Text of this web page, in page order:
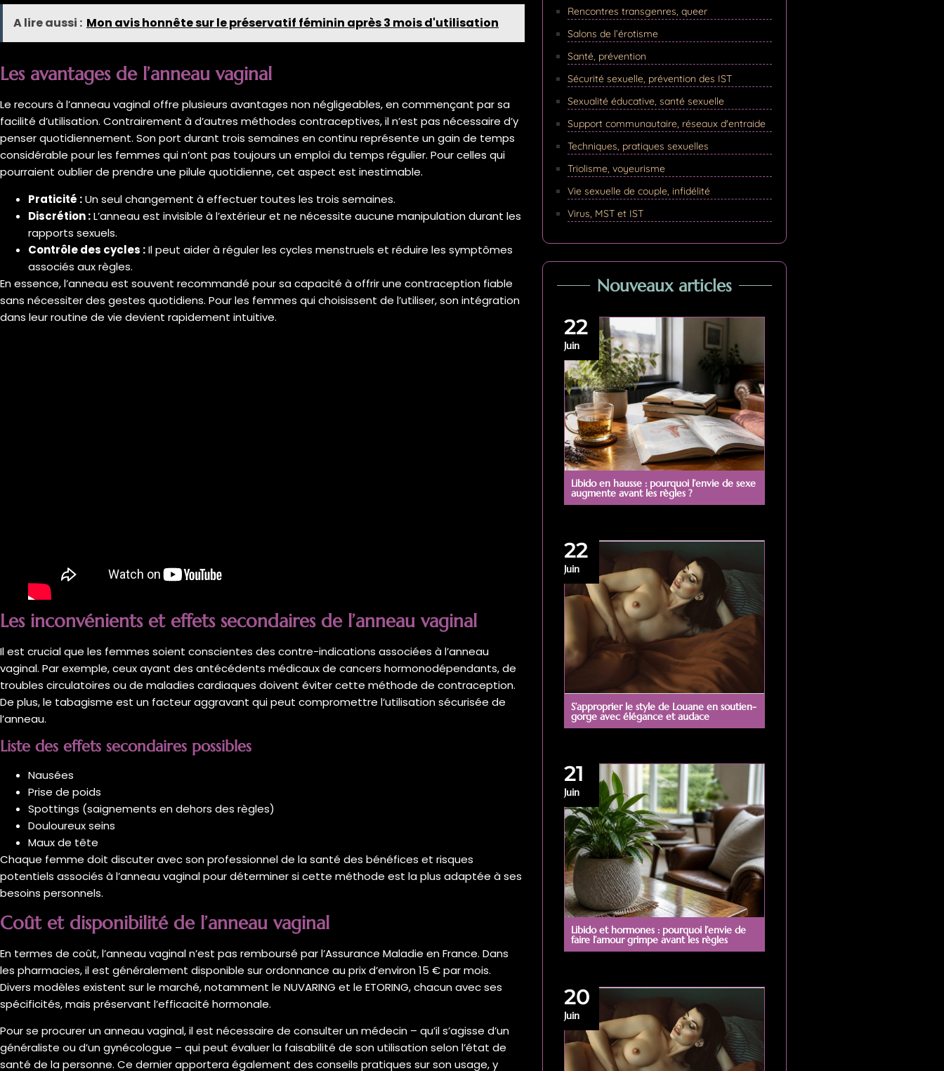
A lire aussi : Mon avis honnête sur le préservatif féminin après 3 mois d'utilisation
Les avantages de l’anneau vaginal
Le recours à l’anneau vaginal offre plusieurs avantages non négligeables, en commençant par sa
facilité d’utilisation. Contrairement à d’autres méthodes contraceptives, il n’est pas nécessaire d’y
penser quotidiennement. Son port durant trois semaines en continu représente un gain de temps
considérable pour les femmes qui n’ont pas toujours un emploi du temps régulier. Pour celles qui
pourraient oublier de prendre une pilule quotidienne, cet aspect est inestimable.
Praticité :Un seul changement à effectuer toutes les trois semaines.
Discrétion :L’anneau est invisible à l’extérieur et ne nécessite aucune manipulation durant les
rapports sexuels.
Contrôle des cycles :Il peut aider à réguler les cycles menstruels et réduire les symptômes
associés aux règles.
En essence, l’anneau est souvent recommandé pour sa capacité à offrir une contraception fiable
sans nécessiter des gestes quotidiens. Pour les femmes qui choisissent de l’utiliser, son intégration
dans leur routine de vie devient rapidement intuitive.
Les inconvénients et effets secondaires de l’anneau vaginal
Il est crucial que les femmes soient conscientes des contre-indications associées à l’anneau
vaginal. Par exemple, ceux ayant des antécédents médicaux de cancers hormonodépendants, de
troubles circulatoires ou de maladies cardiaques doivent éviter cette méthode de contraception.
De plus, le tabagisme est un facteur aggravant qui peut compromettre l’utilisation sécurisée de
l’anneau.
Liste des effets secondaires possibles
Nausées
Prise de poids
Spottings (saignements en dehors des règles)
Douloureux seins
Maux de tête
Chaque femme doit discuter avec son professionnel de la santé des bénéfices et risques
potentiels associés à l’anneau vaginal pour déterminer si cette méthode est la plus adaptée à ses
besoins personnels.
Coût et disponibilité de l’anneau vaginal
En termes de coût, l’anneau vaginal n’est pas remboursé par l’Assurance Maladie en France. Dans
les pharmacies, il est généralement disponible sur ordonnance au prix d’environ 15 € par mois.
Divers modèles existent sur le marché, notamment le NUVARING et le ETORING, chacun avec ses
spécificités, mais préservant l’efficacité hormonale.
Pour se procurer un anneau vaginal, il est nécessaire de consulter un médecin – qu’il s’agisse d’un
généraliste ou d’un gynécologue – qui peut évaluer la faisabilité de son utilisation selon l’état de
santé de la personne. Ce dernier apportera également des conseils pratiques sur son usage, y
Rencontres transgenres, queer
Salons de l’érotisme
Santé, prévention
Sécurité sexuelle, prévention des IST
Sexualité éducative, santé sexuelle
Support communautaire, réseaux d'entraide
Techniques, pratiques sexuelles
Triolisme, voyeurisme
Vie sexuelle de couple, infidélité
Virus, MST et IST
Nouveaux articles
22
Juin
Libido en hausse : pourquoi l’envie de sexe
augmente avant les règles ?
22
Juin
S’approprier le style de Louane en soutien-
gorge avec élégance et audace
21
Juin
Libido et hormones : pourquoi l’envie de
faire l’amour grimpe avant les règles
20
Juin